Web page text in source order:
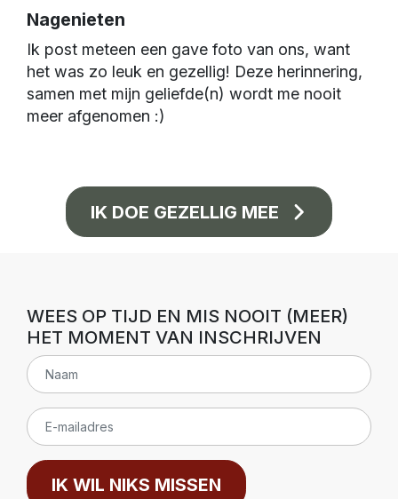
Nagenieten
Ik post meteen een gave foto van ons, want
het was zo leuk en gezellig! Deze herinnering,
samen met mijn geliefde(n) wordt me nooit
meer afgenomen :)
IK DOE GEZELLIG MEE
WEES OP TIJD EN MIS NOOIT (MEER)
HET MOMENT VAN INSCHRIJVEN
IK WIL NIKS MISSEN